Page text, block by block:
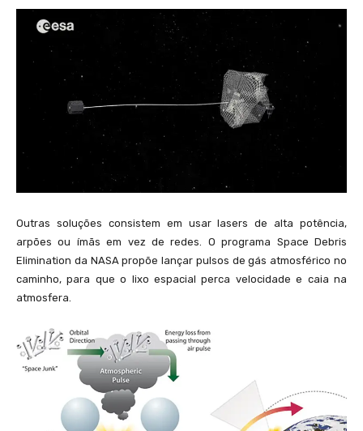
Outras soluções consistem em usar lasers de alta potência,
arpões ou ímãs em vez de redes. O programa Space Debris
Elimination da NASA propõe lançar pulsos de gás atmosférico no
caminho, para que o lixo espacial perca velocidade e caia na
atmosfera.